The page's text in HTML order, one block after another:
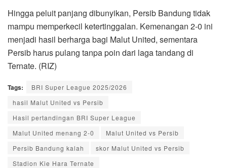
Hingga peluit panjang dibunyikan, Persib Bandung tidak
mampu memperkecil ketertinggalan. Kemenangan 2-0 ini
menjadi hasil berharga bagi Malut United, sementara
Persib harus pulang tanpa poin dari laga tandang di
Ternate. (RIZ)
Tags:
BRI Super League 2025/2026
hasil Malut United vs Persib
Hasil pertandingan BRI Super League
Malut United menang 2-0
Malut United vs Persib
Persib Bandung kalah
skor Malut United vs Persib
Stadion Kie Hara Ternate